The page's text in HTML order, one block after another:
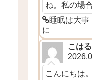
ね。私の場
睡眠は大事
に
こは
こんにちは